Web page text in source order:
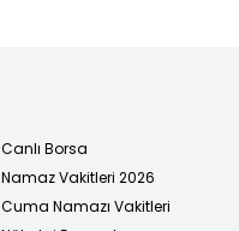
Canlı Borsa
Namaz Vakitleri 2026
Cuma Namazı Vakitleri